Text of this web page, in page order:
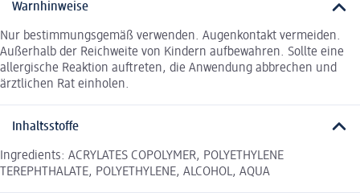
Warnhinweise
Nur bestimmungsgemäß verwenden. Augenkontakt vermeiden.
Außerhalb der Reichweite von Kindern aufbewahren. Sollte eine
allergische Reaktion auftreten, die Anwendung abbrechen und
ärztlichen Rat einholen.
Inhaltsstoffe
Ingredients: ACRYLATES COPOLYMER, POLYETHYLENE
TEREPHTHALATE, POLYETHYLENE, ALCOHOL, AQUA